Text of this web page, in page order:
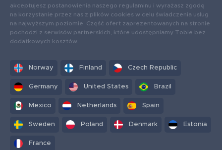
akceptujesz postanowienia naszego regulaminu i wyrażasz zgodę
na korzystanie przez nas z plików cookies w celu świadczenia usług
na najwyższym poziomie. Część ofert zaprezentowanych na stronie
pochodzi z serwisów partnerskich, które udostępniamy Tobie bez
dodatkowych kosztów.
Norway Finland Czech Republic
Germany United States Brazil
Mexico Netherlands Spain
Sweden Poland Denmark Estonia
France